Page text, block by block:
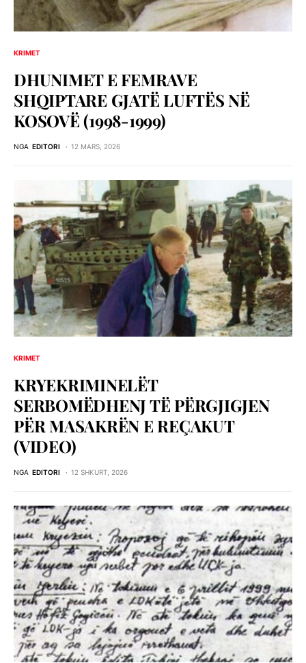
KRIMET
DHUNIMET E FEMRAVE
SHQIPTARE GJATË LUFTËS NË
KOSOVË (1998-1999)
NGA EDITORI 12 MARS, 2026
KRIMET
KRYEKRIMINELËT
SERBOMËDHENJ TË PËRGJIGJEN
PËR MASAKRËN E REÇAKUT
(VIDEO)
NGA EDITORI 12 SHKURT, 2026